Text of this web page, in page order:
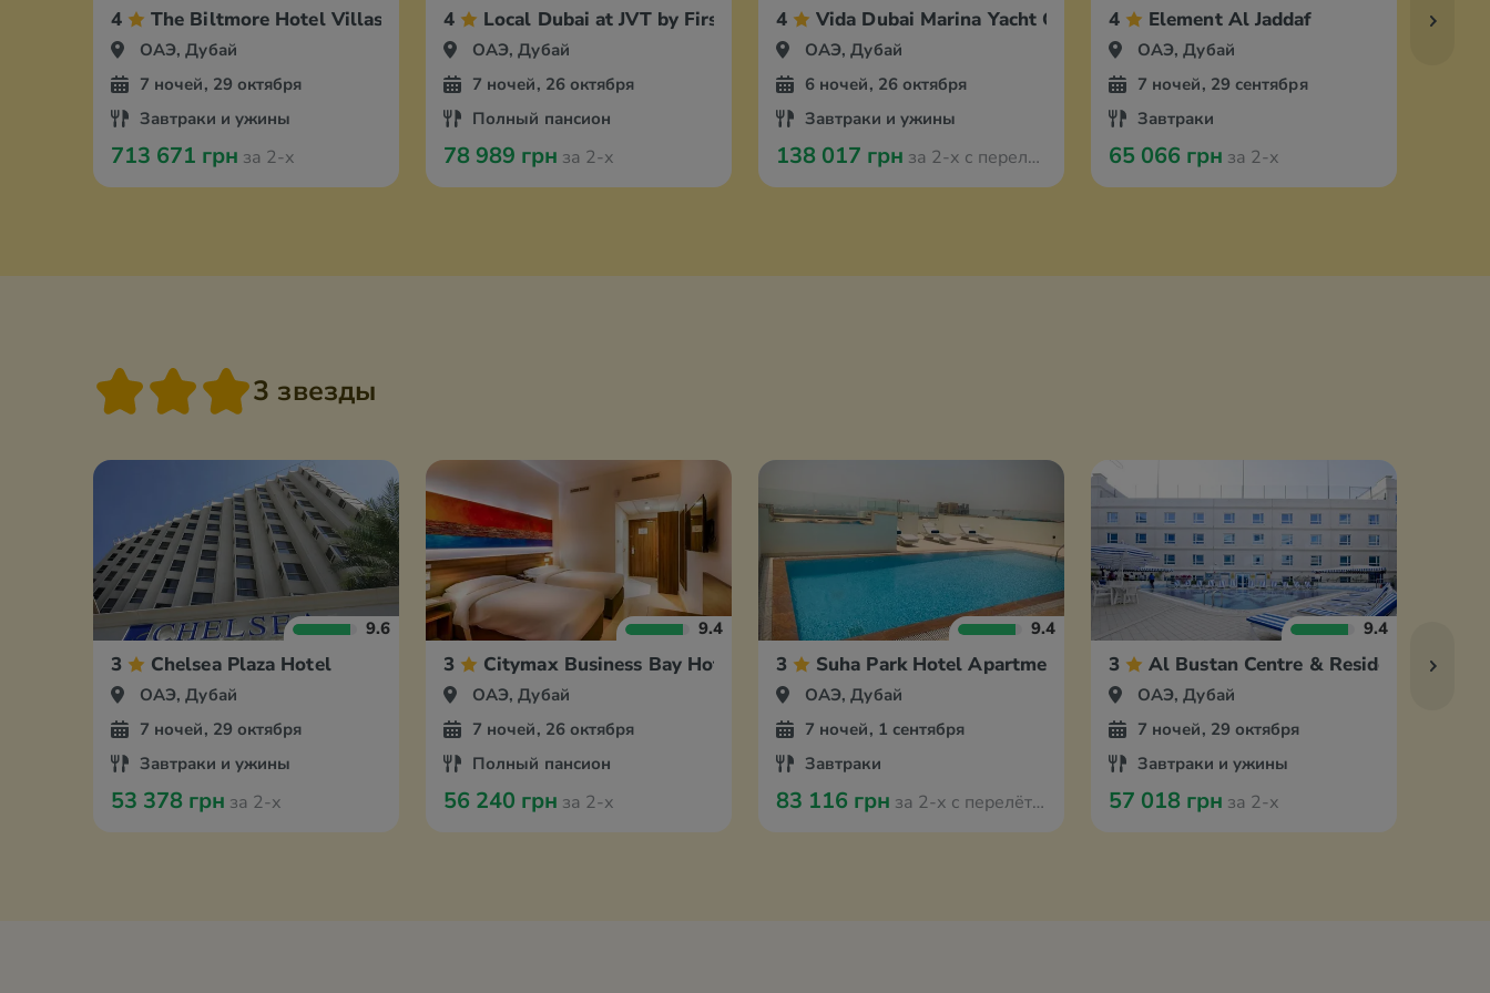
4 The Biltmore Hotel Villas
ОАЭ, Дубай
7 ночей, 29 октября
Завтраки и ужины
713 671 грн за 2-х
4 Local Dubai at JVT by First Collection
ОАЭ, Дубай
7 ночей, 26 октября
Полный пансион
78 989 грн за 2-х
4 Vida Dubai Marina Yacht Club
ОАЭ, Дубай
6 ночей, 26 октября
Завтраки и ужины
138 017 грн за 2-х с перелётом из Варшавы
4 Element Al Jaddaf
ОАЭ, Дубай
7 ночей, 29 сентября
Завтраки
65 066 грн за 2-х
3 звезды
9.6
3 Chelsea Plaza Hotel
ОАЭ, Дубай
7 ночей, 29 октября
Завтраки и ужины
53 378 грн за 2-х
9.4
3 Citymax Business Bay Hotel
ОАЭ, Дубай
7 ночей, 26 октября
Полный пансион
56 240 грн за 2-х
9.4
3 Suha Park Hotel Apartment
ОАЭ, Дубай
7 ночей, 1 сентября
Завтраки
83 116 грн за 2-х с перелётом из Варшавы
9.4
3 Al Bustan Centre & Residence
ОАЭ, Дубай
7 ночей, 29 октября
Завтраки и ужины
57 018 грн за 2-х